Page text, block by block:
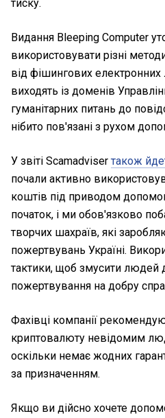
тиску.
Видання Bleeping Computer
використовувати різні
від фішингових електронних
виходять із доменів
гуманітарних питань до
нібито пов'язані з рухом
У звіті Scamadviser також
почали активно
коштів під приводом
початок, і ми обов'язково
творчих шахраїв, які
пожертвувань Україні.
тактики, щоб змусити людей
пожертвування на добру
Фахівці компанії
криптовалюту невідомим
оскільки немає жодних
за призначенням.
Якщо ви дійсно хочете